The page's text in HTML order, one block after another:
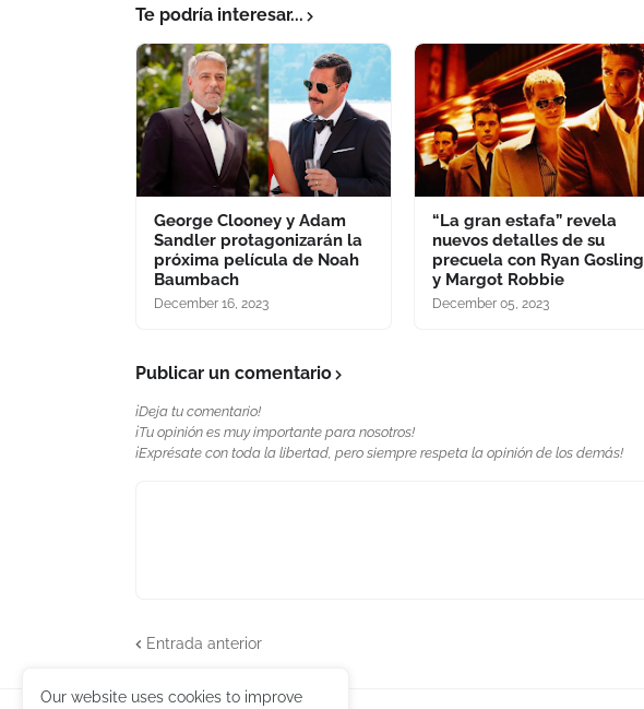
Te podría interesar...
George Clooney y Adam
Sandler protagonizarán la
próxima película de Noah
Baumbach
December 16, 2023
“La gran estafa” revela
nuevos detalles de su
precuela con Ryan Gosling
y Margot Robbie
December 05, 2023
Publicar un comentario
¡Deja tu comentario!
¡Tu opinión es muy importante para nosotros!
¡Exprésate con toda la libertad, pero siempre respeta la opinión de los demás!
Entrada anterior
Our website uses cookies to improve